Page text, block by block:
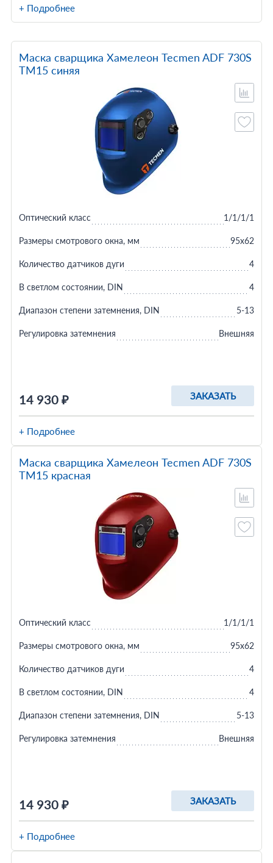
+ Подробнее
Маска сварщика Хамелеон Tecmen ADF 730S
TM15 синяя
14 930 ₽ ЗАКАЗАТЬ
Оптический класс 1/1/1/1
Размеры смотрового окна, мм 95x62
Количество датчиков дуги 4
В светлом состоянии, DIN 4
Диапазон степени затемнения, DIN 5-13
Регулировка затемнения Внешняя
+ Подробнее
Маска сварщика Хамелеон Tecmen ADF 730S
TM15 красная
14 930 ₽ ЗАКАЗАТЬ
Оптический класс 1/1/1/1
Размеры смотрового окна, мм 95x62
Количество датчиков дуги 4
В светлом состоянии, DIN 4
Диапазон степени затемнения, DIN 5-13
Регулировка затемнения Внешняя
+ Подробнее